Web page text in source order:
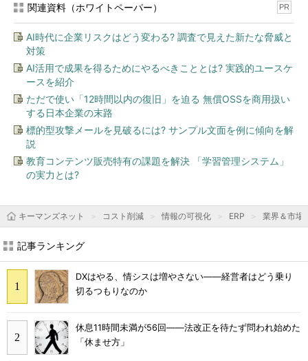
関連資料（ホワイトペーパー） PR
AI時代に企業リスクはどう変わる? 調査で見えた新たな脅威と
対策
AI活用で成果を得るためにやるべきこととは? 実践的ユースケ
ースを紹介
ただで使い「12時間以内の復旧」を迫る 無償OSSを商用扱い
する日本企業の末路
標的型攻撃メールを見破るには? サンプル文面を例に傾向を解
説
教育コンテンツ販売特有の課題を解決 「学習管理システム」
の実力とは?
キーマンズネット コスト削減 情報の可視化 ERP 業界＆市場
記事ランキング
DXはやる、情シスは増やさない――経営者はどう乗り
切るつもりなのか
休息11時間未満が56回――法改正を待たず問われ始めた
「休ませ方」